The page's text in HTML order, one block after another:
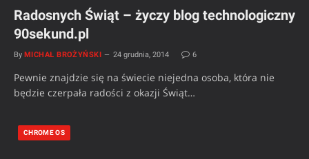
Radosnych Świąt – życzy blog technologiczny
90sekund.pl
By MICHAŁ BROŻYŃSKI 24 grudnia, 2014 6
Pewnie znajdzie się na świecie niejedna osoba, która nie
będzie czerpała radości z okazji Świąt…
CHROME OS